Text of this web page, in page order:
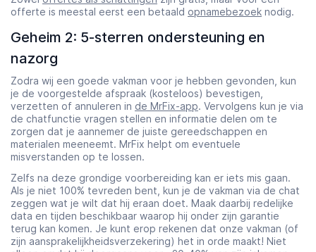
offerte is meestal eerst een betaald opnamebezoek nodig.
Geheim 2: 5-sterren ondersteuning en
nazorg
Zodra wij een goede vakman voor je hebben gevonden, kun
je de voorgestelde afspraak (kosteloos) bevestigen,
verzetten of annuleren in de MrFix-app. Vervolgens kun je via
de chatfunctie vragen stellen en informatie delen om te
zorgen dat je aannemer de juiste gereedschappen en
materialen meeneemt. MrFix helpt om eventuele
misverstanden op te lossen.
Zelfs na deze grondige voorbereiding kan er iets mis gaan.
Als je niet 100% tevreden bent, kun je de vakman via de chat
zeggen wat je wilt dat hij eraan doet. Maak daarbij redelijke
data en tijden beschikbaar waarop hij onder zijn garantie
terug kan komen. Je kunt erop rekenen dat onze vakman (of
zijn aansprakelijkheidsverzekering) het in orde maakt! Niet